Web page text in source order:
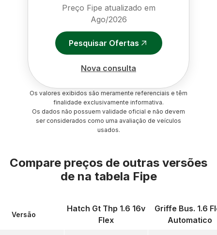
Preço Fipe atualizado em
Ago/2026
Pesquisar Ofertas
Nova consulta
Os valores exibidos são meramente referenciais e têm
finalidade exclusivamente informativa.
Os dados não possuem validade oficial e não devem
ser considerados como uma avaliação de veículos
usados.
Compare preços de outras versões
de na tabela Fipe
Versão
Hatch Gt Thp 1.6 16v
Flex
Griffe Bus. 1.6
Automatico